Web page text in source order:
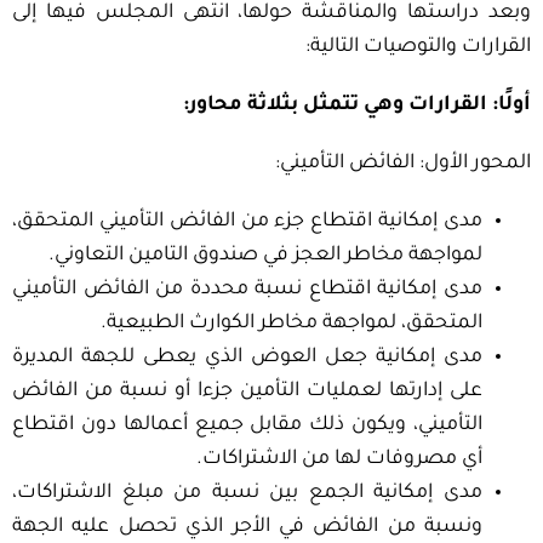
وبعد دراستها والمناقشة حولها، انتهى المجلس فيها إلى
القرارات والتوصيات التالية:
أولًا: القرارات وهي تتمثل بثلاثة محاور:
المحور الأول: الفائض التأميني:
مدى إمكانية اقتطاع جزء من الفائض التأميني المتحقق،
لمواجهة مخاطر العجز في صندوق التامين التعاوني.
مدى إمكانية اقتطاع نسبة محددة من الفائض التأميني
المتحقق، لمواجهة مخاطر الكوارث الطبيعية.
مدى إمكانية جعل العوض الذي يعطى للجهة المديرة
على إدارتها لعمليات التأمين جزءا أو نسبة من الفائض
التأميني، ويكون ذلك مقابل جميع أعمالها دون اقتطاع
أي مصروفات لها من الاشتراكات.
مدى إمكانية الجمع بين نسبة من مبلغ الاشتراكات،
ونسبة من الفائض في الأجر الذي تحصل عليه الجهة